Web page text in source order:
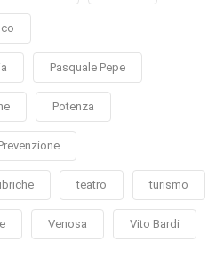
Pasquale Pepe
Potenza
teatro turismo
Venosa Vito Bardi